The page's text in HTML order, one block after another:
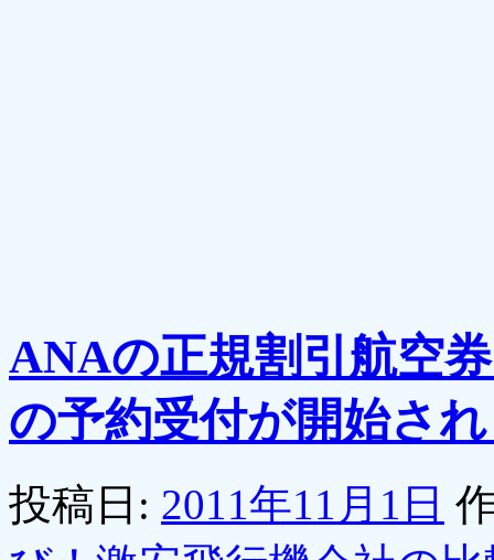
ANAの正規割引航空
の予約受付が開始さ
投稿日: 2011年11月1日